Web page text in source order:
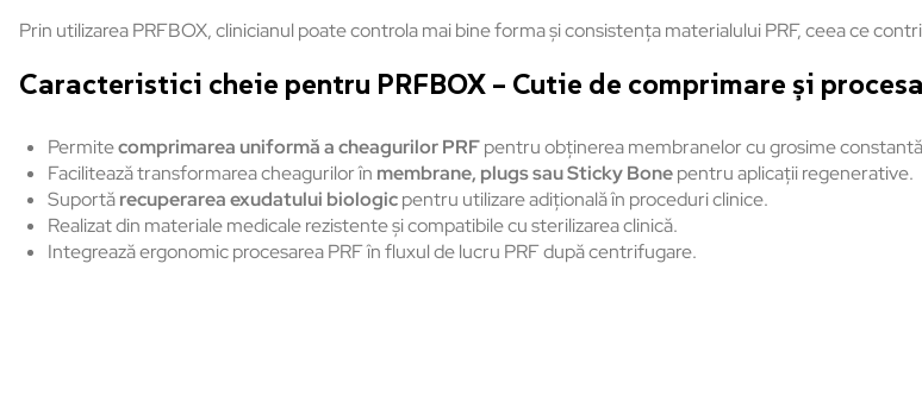
Prin utilizarea PRFBOX, clinicianul poate controla mai bine forma și consistența materialului PRF, ceea ce
Caracteristici cheie pentru PRFBOX – Cutie de comprimare și
Permitecomprimarea uniformă a cheagurilor PRFpentru obținerea membranelor cu grosime
Facilitează transformarea cheagurilor în membrane, plugs sau Sticky Bonepentru aplicații regenerative.
Suportărecuperarea exudatului biologicpentru utilizare adițională în proceduri clinice.
Realizat din materiale medicale rezistente și compatibile cu sterilizarea clinică.
Integrează ergonomic procesarea PRF în fluxul de lucru PRF după centrifugare.